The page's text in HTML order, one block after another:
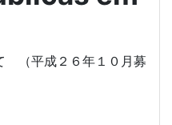
（平成２６年１０月募